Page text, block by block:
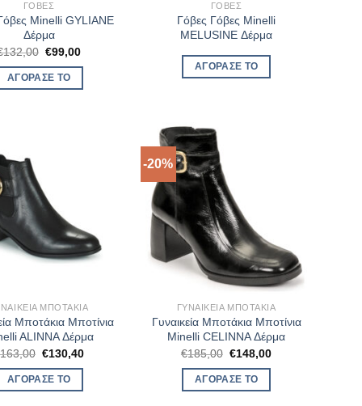
ΓΌΒΕΣ
Minelli GYLIANE
Δέρμα
132,00 Original
was:
€132,00.
€99,00Η
ΑΓΌΡΑΣΈ ΤΟ
ΓΌΒΕΣ
Γόβες Γόβες Minelli
MELUSINE Δέρμα
ΑΓΌΡΑΣΈ ΤΟ
ΜΠΟΤΆΚΙΑ
Μποτάκια Μποτίνια
ALINNA Δέρμα
163,00 Original
was:
€163,00.
€130,40Η
ΑΓΌΡΑΣΈ ΤΟ
-20%
ΓΥΝΑΙΚΕΊΑ ΜΠΟΤΆΚΙΑ
Γυναικεία Μποτάκια Μποτίνια
Minelli CELINNA Δέρμα
€185,00 Original
was:
€185,00.
€148,00Η
ΑΓΌΡΑΣΈ ΤΟ